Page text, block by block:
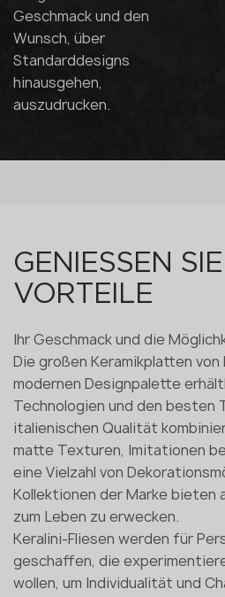
Geschmack und den
Wunsch, über
Standarddesigns
hinausgehen,
auszudrucken.
GENIESSEN
VORTEILE
Ihr Geschmack und die
Die großen Keramikplatten von
modernen Designpalette
Technologien und den besten
italienischen Qualität
matte Texturen, Imitationen
eine Vielzahl von
Kollektionen der Marke bieten
zum Leben zu erwecken.
Keralini-Fliesen werden für
geschaffen, die
wollen, um Individualität und